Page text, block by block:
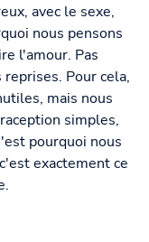
avec le sexe,
nous pensons
l'amour. Pas
Pour cela,
mais nous
simples,
pourquoi nous
exactement ce